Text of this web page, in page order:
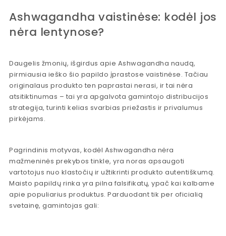
Ashwagandha vaistinėse: kodėl jos
nėra lentynose?
Daugelis žmonių, išgirdus apie Ashwagandha naudą,
pirmiausia ieško šio papildo įprastose vaistinėse. Tačiau
originalaus produkto ten paprastai nerasi, ir tai nėra
atsitiktinumas – tai yra apgalvota gamintojo distribucijos
strategija, turinti kelias svarbias priežastis ir privalumus
pirkėjams.
Pagrindinis motyvas, kodėl Ashwagandha nėra
mažmeninės prekybos tinkle, yra noras apsaugoti
vartotojus nuo klastočių ir užtikrinti produkto autentiškumą.
Maisto papildų rinka yra pilna falsifikatų, ypač kai kalbame
apie populiarius produktus. Parduodant tik per oficialią
svetainę, gamintojas gali: